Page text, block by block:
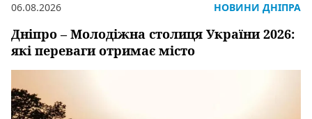
Дніпро – Молодіжна столиця України 2026:
які переваги отримає місто
06.08.2026 НОВИНИ ДНІПРА